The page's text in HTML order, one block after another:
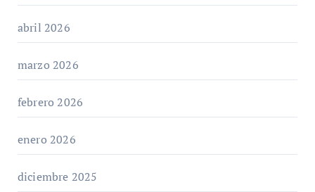
abril 2026
marzo 2026
febrero 2026
enero 2026
diciembre 2025